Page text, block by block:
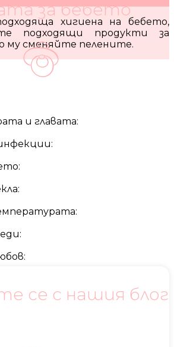
за бебето
хигиена на бебето,
подходящи продукти за
му сменяйте пелените.
и главата:
се с нашия блог